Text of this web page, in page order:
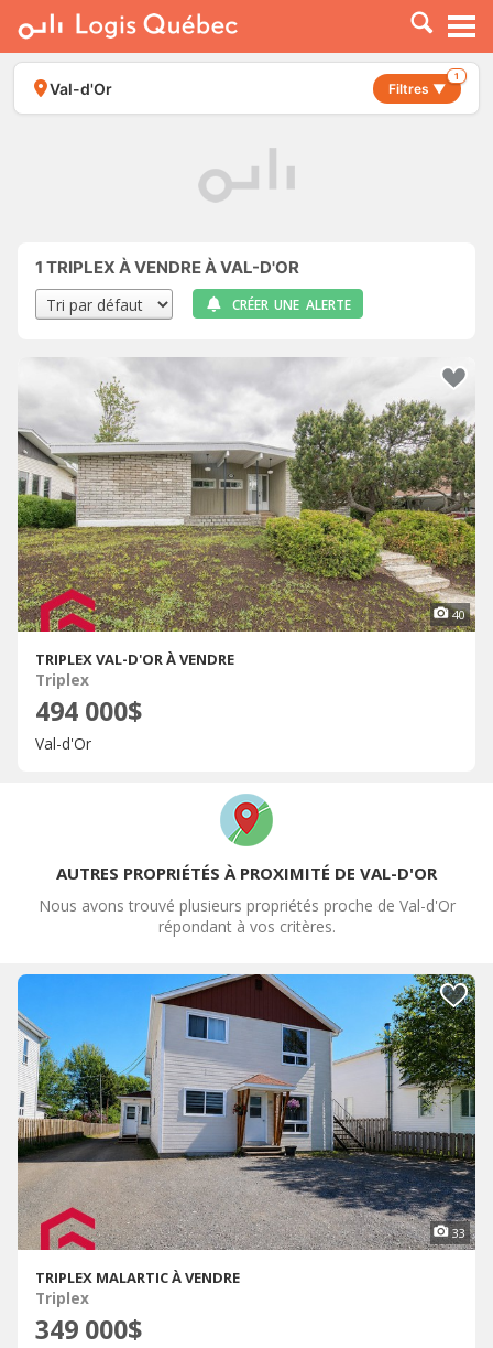
À LOUER
À VENDRE
PLACER UNE ANNONCE
Val-d'Or Filtres ▼
1
1 TRIPLEX À VENDRE À VAL-D'OR
CRÉER UNE ALERTE
40
TRIPLEX VAL-D'OR À VENDRE
Triplex
494 000$
Val-d'Or
AUTRES PROPRIÉTÉS À PROXIMITÉ DE VAL-D'OR
Nous avons trouvé plusieurs propriétés proche de Val-d'Or
répondant à vos critères.
33
TRIPLEX MALARTIC À VENDRE
Triplex
349 000$